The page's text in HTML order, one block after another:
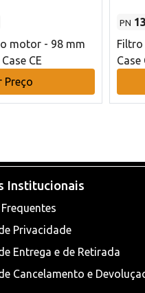
motor - 98 mm
CE
Preço
PN
Case
Institucionais
Privacidade
Entrega e de Retirada
Cancelamento e